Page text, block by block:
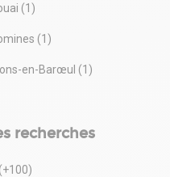
(1)
(1)
en-Barœul (1)
recherches